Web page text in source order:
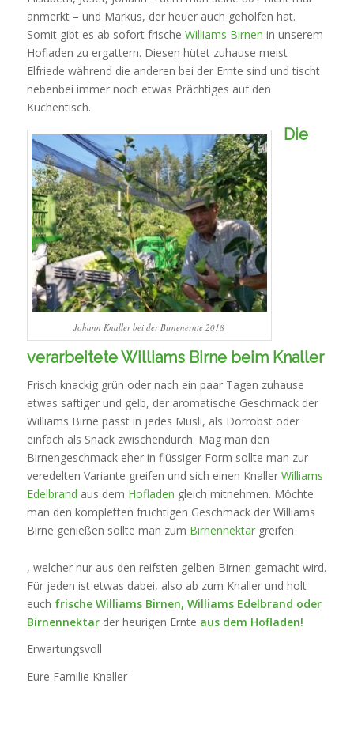
anmerkt – und Markus, der heuer auch geholfen hat.
Somit gibt es ab sofort frische Williams Birnen in unserem
Hofladen zu ergattern. Diesen hütet zuhause meist
Elfriede während die anderen bei der Ernte sind und tischt
nebenbei immer noch etwas Prächtiges auf den
Küchentisch.
Johann Knaller bei der Birnenernte 2018
Die
verarbeitete Williams Birne beim Knaller
Frisch knackig grün oder nach ein paar Tagen zuhause
etwas saftiger und gelb, der aromatische Geschmack der
Williams Birne passt in jedes Müsli, als Dörrobst oder
einfach als Snack zwischendurch. Mag man den
Birnengeschmack eher in flüssiger Form sollte man zur
veredelten Variante greifen und sich einen Knaller Williams
Edelbrand aus dem Hofladen gleich mitnehmen. Möchte
man den kompletten fruchtigen Geschmack der Williams
Birne genießen sollte man zum Birnennektargreifen
is
an
type
also
used
capture
, welcher nur aus den reifsten gelben Birnen gemacht wird.
Für jeden ist etwas dabei, also ab zum Knaller und holt
euch frische Williams Birnen, Williams Edelbrand oder
Birnennektarder heurigen Ernte aus dem Hofladen!
Erwartungsvoll
Eure Familie Knaller